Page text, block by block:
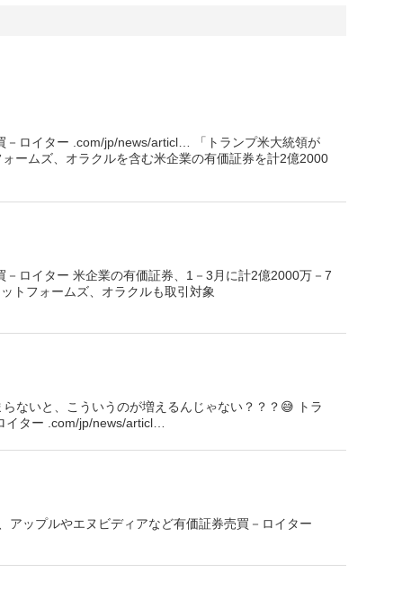
－ロイター .com/jp/news/articl… 「トランプ米大統領が
ームズ、オラクルを含む米企業の有価証券を計2億2000
ロイター 米企業の有価証券、1－3月に計2億2000万－7
トフォームズ、オラクルも取引対象
ないと、こういうのが増えるんじゃない？？？😅 トラ
イター .com/jp/news/articl…
アップルやエヌビディアなど有価証券売買－ロイター